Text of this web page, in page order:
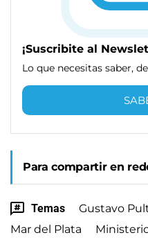
¡Suscribite al
Lo que necesitas saber,
Para compartir en
Temas Gustavo
Mar del Plata